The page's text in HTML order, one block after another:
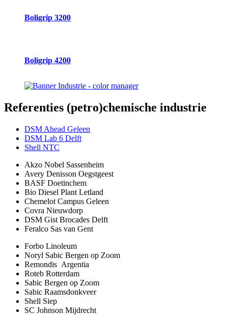
Boligrip 3200
Boligrip 4200
Referenties (petro)chemische industrie
DSM Ahead Geleen
DSM Lab 6 Delft
Shell NTC
Akzo Nobel Sassenheim
Avery Denisson Oegstgeest
BASF Doetinchem
Bio Diesel Plant Letland
Chemelot Campus Geleen
Covra Nieuwdorp
DSM Gist Brocades Delft
Feralco Sas van Gent
Forbo Linoleum
Noryl Sabic Bergen op Zoom
Remondis Argentia
Roteb Rotterdam
Sabic Bergen op Zoom
Sabic Raamsdonkveer
Shell Siep
SC Johnson Mijdrecht